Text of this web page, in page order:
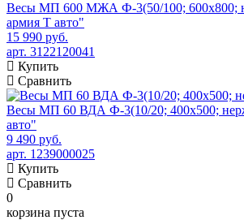
Весы МП 600 МЖА Ф-3(50/100; 600х800;
армия Т авто"
15 990 руб.
арт. 3122120041
Купить
Сравнить
Весы МП 60 ВДА Ф-3(10/20; 400х500;
авто"
9 490 руб.
арт. 1239000025
Купить
Сравнить
0
корзина пуста